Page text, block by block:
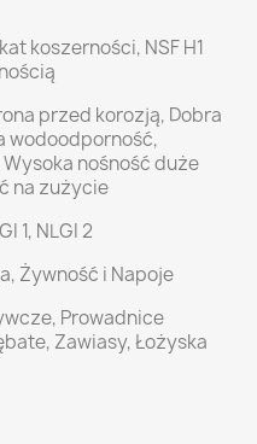
koszerności, NSF H1
przed korozją, Dobra
wodoodporność,
nośność duże
na zużycie
1, NLGI 2
Żywność i Napoje
Prowadnice
Zawiasy, Łożyska